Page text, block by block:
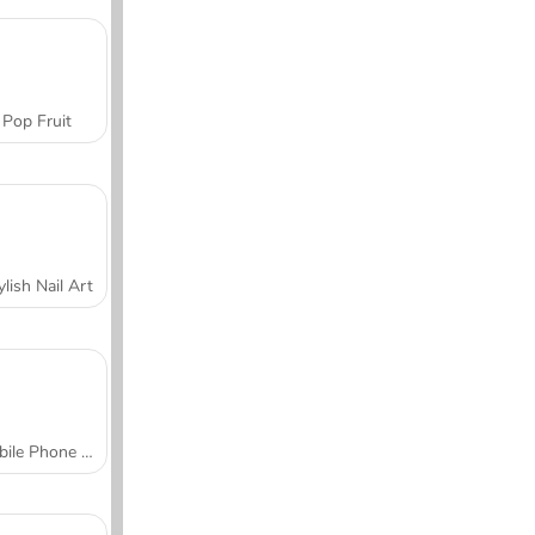
Pop Fruit
Nail Art
Mobile Phone Case Design & DIY